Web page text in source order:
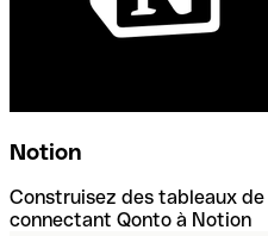
Notion
Construisez des tableaux
connectant Qonto à Notion